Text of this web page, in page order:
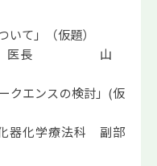
いて」（仮題）
内科 医長 山
クエンスの検討」(仮
化学療法科 副部